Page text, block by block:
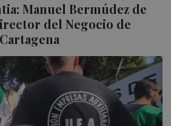
Manuel Bermúdez de
del Negocio de